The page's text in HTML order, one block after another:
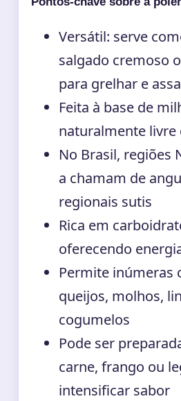
Versátil: serve
salgado cremoso
para grelhar e
Feita à base de
naturalmente livre
No Brasil, regiões
a chamam de
regionais sutis
Rica em
oferecendo
Permite inúmeras
queijos, molhos,
cogumelos
Pode ser
carne, frango ou
intensificar sabor